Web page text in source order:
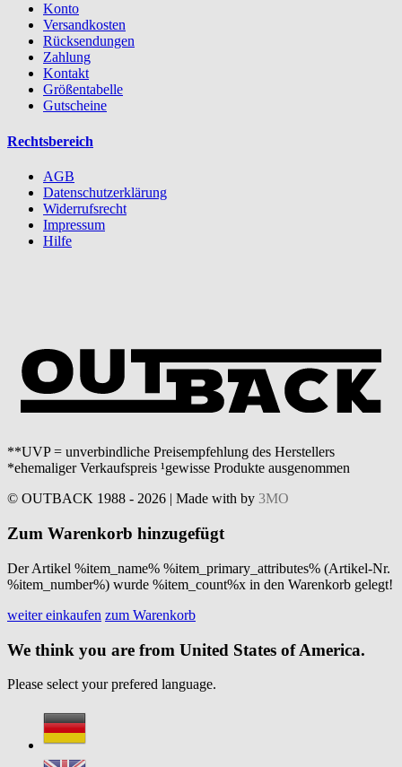
Konto
Versandkosten
Rücksendungen
Zahlung
Kontakt
Größentabelle
Gutscheine
Rechtsbereich
AGB
Datenschutzerklärung
Widerrufsrecht
Impressum
Hilfe
**UVP = unverbindliche Preisempfehlung des Herstellers
*ehemaliger Verkaufspreis ¹gewisse Produkte ausgenommen
© OUTBACK 1988 - 2026 | Made with by 3MO
Zum Warenkorb hinzugefügt
Der Artikel %item_name% %item_primary_attributes% (Artikel-Nr.
%item_number%) wurde %item_count%x in den Warenkorb gelegt!
weiter einkaufen zum Warenkorb
We think you are from United States of America.
Please select your prefered language.